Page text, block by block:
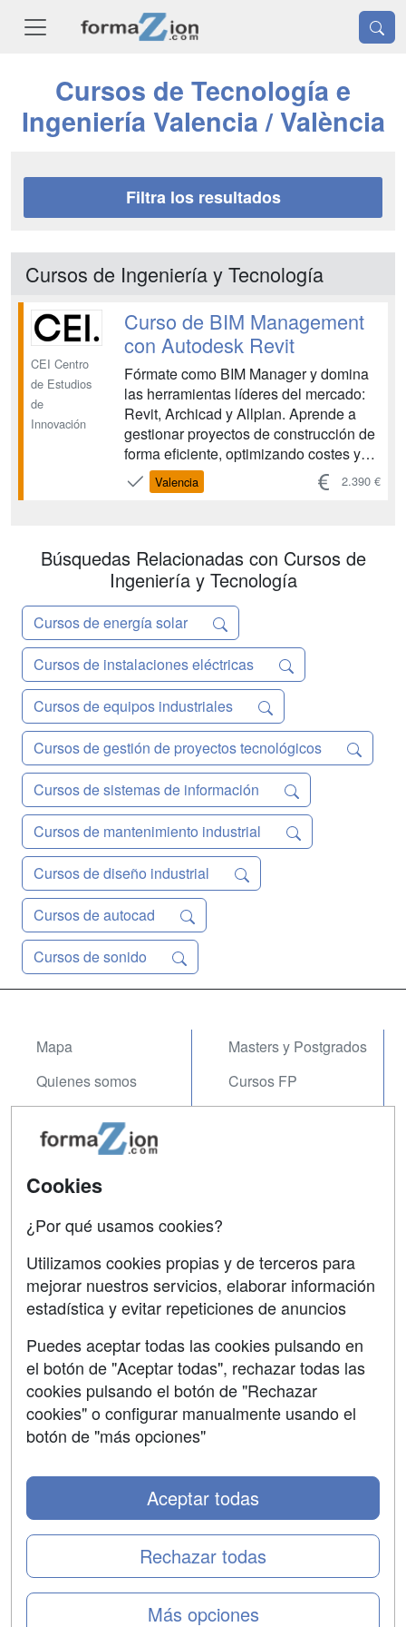
Cursos de Tecnología e
Ingeniería Valencia / València
Filtra los resultados
Cursos de Ingeniería y Tecnología
CEI Centro
de Estudios
de
Innovación
Curso de BIM Management
con Autodesk Revit
Fórmate como BIM Manager y domina
las herramientas líderes del mercado:
Revit, Archicad y Allplan. Aprende a
gestionar proyectos de construcción de
forma eficiente, optimizando costes y
tiempos. Este curso te proporcionará
las habilidades necesarias para liderar
anuales co...
Valencia 2.390 €
Búsquedas Relacionadas con Cursos de
Ingeniería y Tecnología
Cursos de energía solar
Cursos de instalaciones eléctricas
Cursos de equipos industriales
Cursos de gestión de proyectos tecnológicos
Cursos de sistemas de información
Cursos de mantenimiento industrial
Cursos de diseño industrial
Cursos de autocad
Cursos de sonido
Mapa
Quienes somos
Acceso Usuarios
Acceso Centros
Masters y Postgrados
Cursos FP
Contactar
Confidencialidad
Copyleft
SÍGUENOS EN:
Cookies
¿Por qué usamos cookies?
Utilizamos cookies propias y de terceros para
mejorar nuestros servicios, elaborar información
estadística y evitar repeticiones de anuncios
Puedes aceptar todas las cookies pulsando en
el botón de "Aceptar todas", rechazar todas las
cookies pulsando el botón de "Rechazar
cookies" o configurar manualmente usando el
botón de "más opciones"
Más opciones
Rechazar todas
Aceptar todas